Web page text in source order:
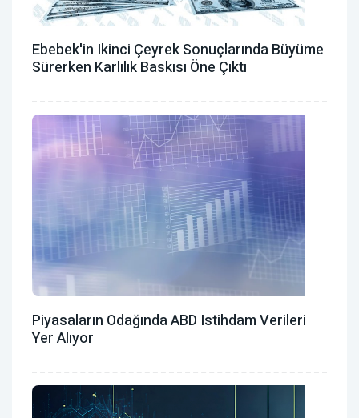
Ebebek'in Ikinci Çeyrek Sonuçlarında Büyüme
Sürerken Karlılık Baskısı Öne Çıktı
Piyasaların Odağında ABD Istihdam Verileri
Yer Alıyor